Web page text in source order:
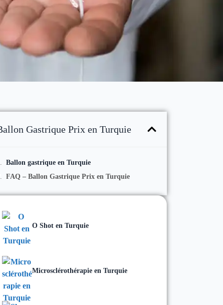
Gastrique Prix en Turquie
Ballon gastrique en Turquie
FAQ – Ballon Gastrique Prix en Turquie
O Shot en Turquie
Microsclérothérapie en Turquie